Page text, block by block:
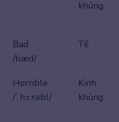
khủng
Bad
/bæd/
Tệ
Horrible
/ˈhɔːrəbl/
Kinh
khủng